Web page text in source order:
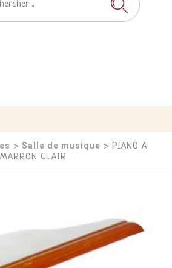
›Salle de musique › PIANO A
MARRON CLAIR